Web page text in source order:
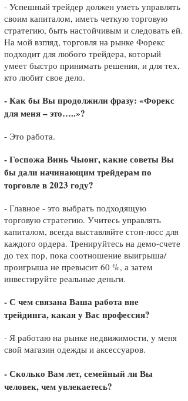
- Успешный трейдер должен уметь управлять
своим капиталом, иметь четкую торговую
стратегию, быть настойчивым и следовать ей.
На мой взгляд, торговля на рынке Форекс
подходит для любого трейдера, который
умеет быстро принимать решения, и для тех,
кто любит свое дело.
- Как бы Вы продолжили фразу: «Форекс
для меня – это…..»?
- Это работа.
- Госпожа Винь Чыонг, какие советы Вы
бы дали начинающим трейдерам по
торговле в 2023 году?
- Главное - это выбрать подходящую
торговую стратегию. Учитесь управлять
капиталом, всегда выставляйте стоп-лосс для
каждого ордера. Тренируйтесь на демо-счете
до тех пор, пока соотношение выигрыша/
проигрыша не превысит 60 %, а затем
инвестируйте реальные деньги.
- С чем связана Ваша работа вне
трейдинга, какая у Вас профессия?
- Я работаю на рынке недвижимости, у меня
свой магазин одежды и аксессуаров.
- Сколько Вам лет, семейный ли Вы
человек, чем увлекаетесь?